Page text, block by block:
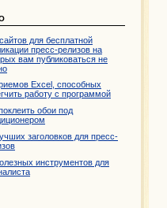
для бесплатной
пресс-релизов на
вам публиковаться не
Excel, способных
работу с программой
обои под
заголовков для пресс-
инструментов для